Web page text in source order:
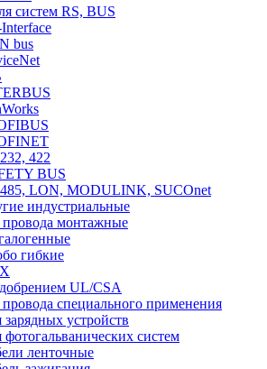
систем RS, BUS
bus
422
BUS
LON, MODULINK, SUCOnet
индустриальные
монтажные
гибкие
UL/CSA
специального применения
зарядных устройств
фотогальванических систем
ленточные